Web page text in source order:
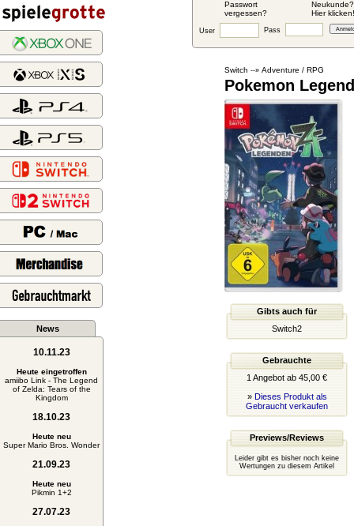
Passwort
vergessen?
Neukunde?
Hier klicken!
User Pass
News
10.11.23
Heute eingetroffen
amiibo Link - The Legend
of Zelda: Tears of the
Kingdom
18.10.23
Heute neu
Super Mario Bros. Wonder
21.09.23
Heute neu
Pikmin 1+2
27.07.23
Switch --» Adventure / RPG
Pokemon
Gibts auch für
Switch2
Gebrauchte
1 Angebot ab 45,00 €
» Dieses Produkt als
Gebraucht verkaufen
Previews/Reviews
Leider gibt es bisher noch keine
Wertungen zu diesem Artikel